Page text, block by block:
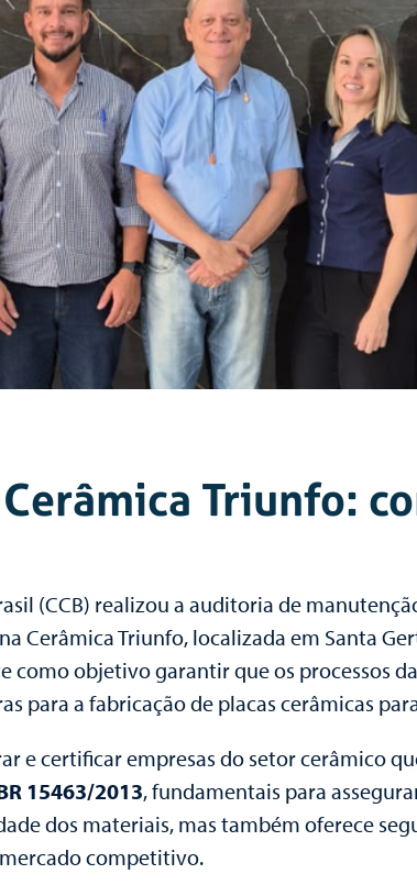
Triunfo:
(CCB) realizou a auditoria de
Cerâmica Triunfo, localizada em Santa
como objetivo garantir que os processos
para a fabricação de placas cerâmicas
e certificar empresas do setor cerâmico
15463/2013, fundamentais para
dos materiais, mas também oferece
competitivo.